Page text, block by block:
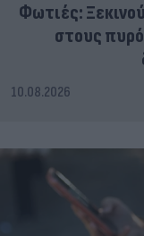
Φωτιές:
στους
10.08.2026